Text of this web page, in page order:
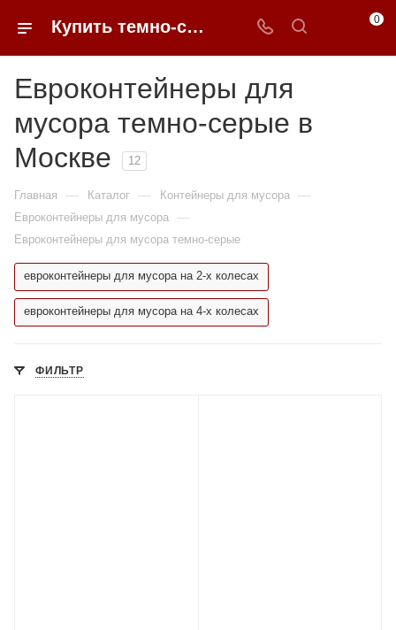
Купить темно-серые евроконтейнеры для мусора в Москве недорого | 0FFER 0
Евроконтейнеры для
мусора темно-серые в
Москве
12
Главная — Каталог — Контейнеры для мусора —
Евроконтейнеры для мусора —
Евроконтейнеры для мусора темно-серые
евроконтейнеры для мусора на 2-х колесах
евроконтейнеры для мусора на 4-х колесах
ФИЛЬТР